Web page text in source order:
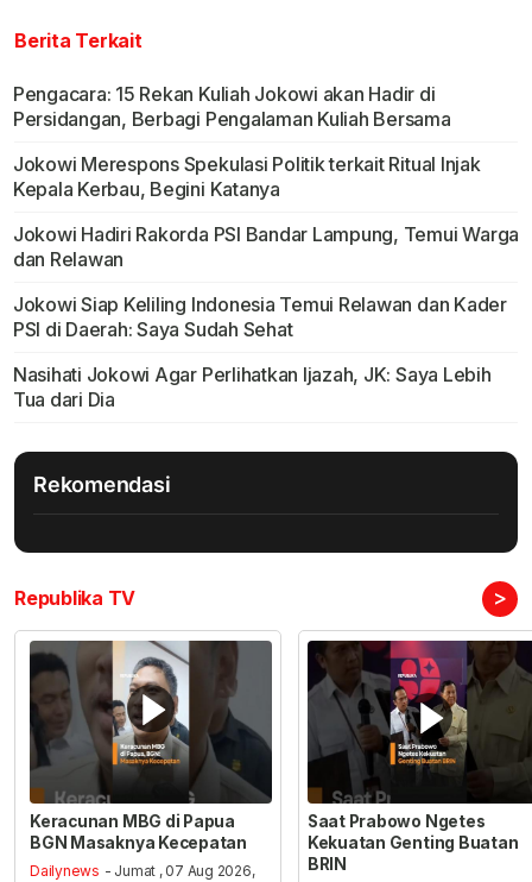
Berita Terkait
Pengacara: 15 Rekan Kuliah Jokowi akan Hadir di
Persidangan, Berbagi Pengalaman Kuliah Bersama
Jokowi Merespons Spekulasi Politik terkait Ritual Injak
Kepala Kerbau, Begini Katanya
Jokowi Hadiri Rakorda PSI Bandar Lampung, Temui Warga
dan Relawan
Jokowi Siap Keliling Indonesia Temui Relawan dan Kader
PSI di Daerah: Saya Sudah Sehat
Nasihati Jokowi Agar Perlihatkan Ijazah, JK: Saya Lebih
Tua dari Dia
Rekomendasi
Republika TV >
Keracunan MBG di Papua
BGN Masaknya Kecepatan
Dailynews - Jumat , 07 Aug 2026,
Saat Prabowo Ngetes
Kekuatan Genting Buatan
BRIN